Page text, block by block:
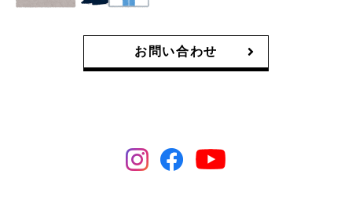
お問い合わせ